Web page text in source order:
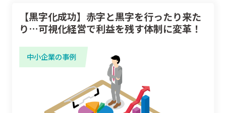
【黒字化成功】赤字と黒字を行ったり来た
り…可視化経営で利益を残す体制に変革！
中小企業の事例